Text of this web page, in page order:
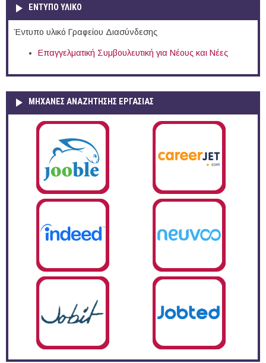
ΕΝΤΥΠΟ ΥΛΙΚΟ
Έντυπο υλικό Γραφείου Διασύνδεσης
Επαγγελματική Συμβουλευτική για Νέους και Νέες
ΜΗΧΑΝΕΣ ΑΝΑΖΗΤΗΣΗΣ ΕΡΓΑΣΙΑΣ